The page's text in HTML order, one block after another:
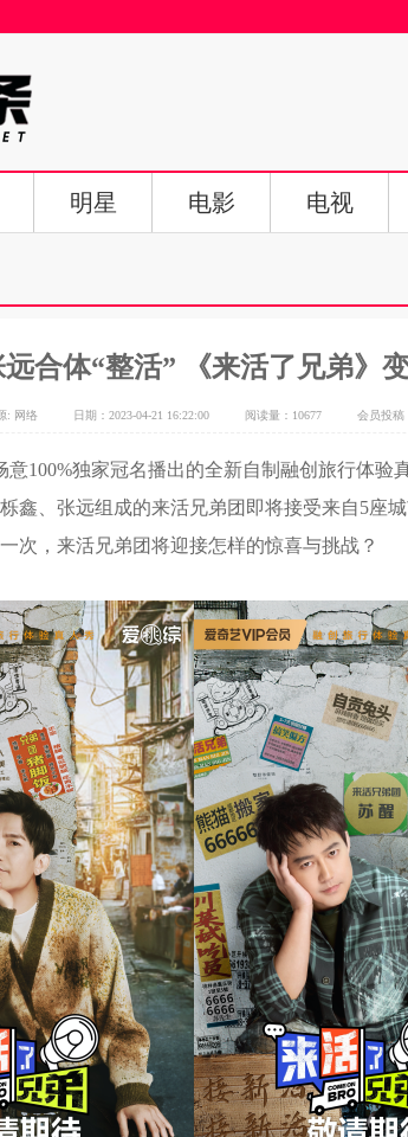
明星 电影 电视
合体“整活” 《来活了兄弟》
: 网络 日期：2023-04-21 16:22:00 阅读量：10677 会员投稿
独家冠名播出的全新自制融创旅行体验
鑫、张远组成的来活兄弟团即将接受来自5座城
次，来活兄弟团将迎接怎样的惊喜与挑战？